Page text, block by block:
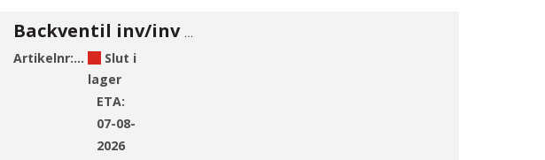
Backventil inv/inv 1/2"
Artikelnr:430235004
Slut i
lager
ETA:
07-08-
2026